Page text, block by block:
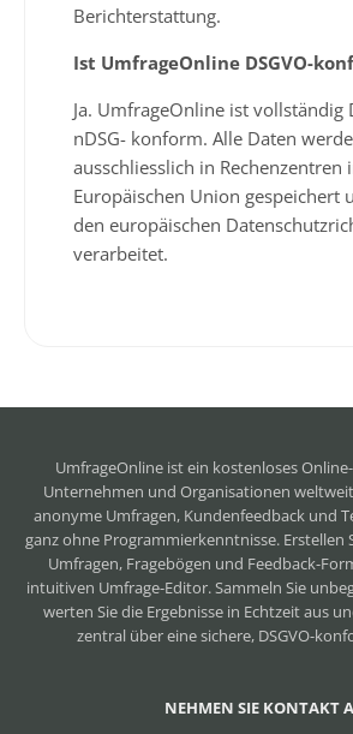
Berichterstattung.
Ist UmfrageOnline DSGVO-
Ja. UmfrageOnline ist vollständig
nDSG- konform. Alle Daten
ausschliesslich in Rechenzentren
Europäischen Union gespeichert
den europäischen
verarbeitet.
UmfrageOnline ist ein kostenloses
Unternehmen und Organisationen
anonyme Umfragen, Kundenfeedback und
ganz ohne Programmierkenntnisse. Erstellen
Umfragen, Fragebögen und Feedback-
intuitiven Umfrage-Editor. Sammeln Sie
werten Sie die Ergebnisse in Echtzeit aus
zentral über eine sichere, DSGVO-
NEHMEN SIE KONTAKT